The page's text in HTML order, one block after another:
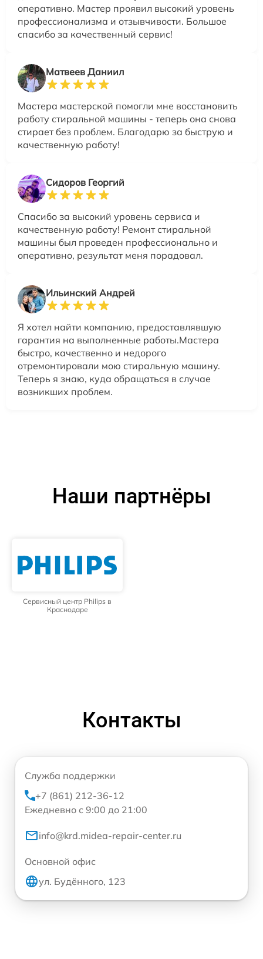
оперативно. Мастер проявил высокий уровень
профессионализма и отзывчивости. Большое
спасибо за качественный сервис!
Матвеев Даниил
Мастера мастерской помогли мне восстановить
работу стиральной машины - теперь она снова
стирает без проблем. Благодарю за быструю и
качественную работу!
Сидоров Георгий
Спасибо за высокий уровень сервиса и
качественную работу! Ремонт стиральной
машины был проведен профессионально и
оперативно, результат меня порадовал.
Ильинский Андрей
Я хотел найти компанию, предоставлявшую
гарантия на выполненные работы.Мастера
быстро, качественно и недорого
отремонтировали мою стиральную машину.
Теперь я знаю, куда обращаться в случае
возникших проблем.
Наши партнёры
Сервисный центр Philips в
Краснодаре
Контакты
Служба поддержки
+7 (861) 212-36-12
Ежедневно с 9:00 до 21:00
info@krd.midea-repair-center.ru
Основной офис
ул. Будённого, 123